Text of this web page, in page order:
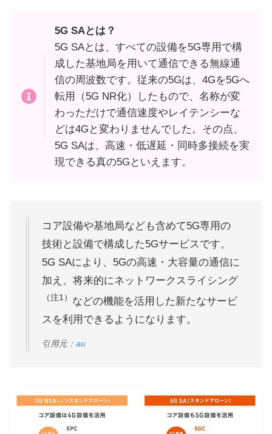
5G SAとは？
5G SAとは、すべての設備を5G専用で構
成した基地局を用いて通信できる無線通
信の周波数です。従来の5Gは、4Gを5Gへ
転用（5G NR化）したもので、名称が変
わっただけで通信速度やレイテンシーな
どは4Gと変わりませんでした。その点、
5G SAは、高速・低遅延・同時多接続を実
現できる真の5Gといえます。
コア設備や基地局なども含めて5G専用の
技術と設備で構成した5Gサービスです。
5G SAにより、5Gの高速・大容量の通信に
加え、将来的にネットワークスライシング
（注1） などの機能を活用した新たなサービ
スを利用できるようになります。
引用元： au